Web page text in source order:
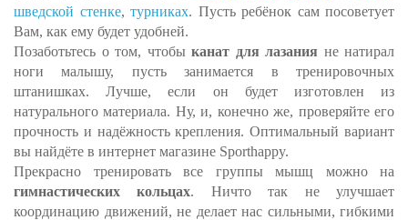
шведской стенке, турниках. Пусть ребёнок сам посоветует
Вам, как ему будет удобней.
Позаботьтесь о том, чтобы канат для лазания не натирал
ноги малышу, пусть занимается в тренировочных
штанишках. Лучше, если он будет изготовлен из
натурального материала. Ну, и, конечно же, проверяйте его
прочность и надёжность крепления. Оптимальный вариант
вы найдёте в интернет магазине Sporthappy.
Прекрасно тренировать все группы мышц можно на
гимнастических кольцах. Ничто так не улучшает
координацию движений, не делает нас сильными, гибкими